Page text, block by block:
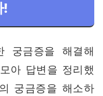
!
궁금증을 해결해
아 답변을 정리했
궁금증을 해소하